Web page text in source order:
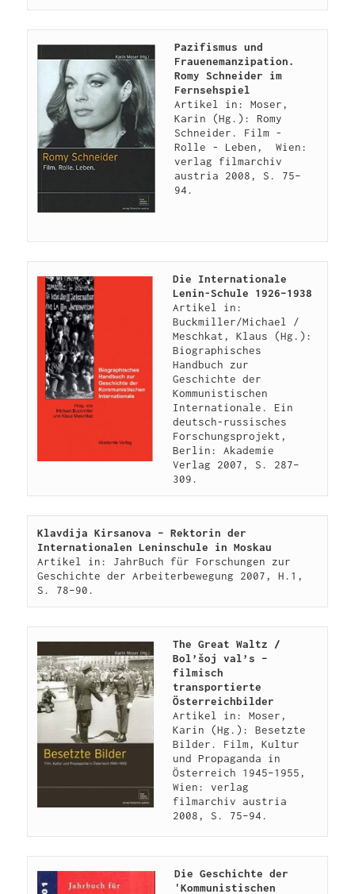
Pazifismus und
Frauenemanzipation.
Romy Schneider im
Fernsehspiel
Artikel in: Moser,
Karin (Hg.): Romy
Schneider. Film -
Rolle - Leben,  Wien:
verlag filmarchiv
austria 2008, S. 75–
94.
Die Internationale
Lenin-Schule 1926–1938
Artikel in:
Buckmiller/Michael /
Meschkat, Klaus (Hg.):
Biographisches
Handbuch zur
Geschichte der
Kommunistischen
Internationale. Ein
deutsch-russisches
Forschungsprojekt,
Berlin: Akademie
Verlag 2007, S. 287–
309.
Klavdija Kirsanova – Rektorin der
Internationalen Leninschule in Moskau
Artikel in: JahrBuch für Forschungen zur
Geschichte der Arbeiterbewegung 2007, H.1,
S. 78–90.
The Great Waltz /
Bol’šoj val’s –
filmisch
transportierte
Österreichbilder
Artikel in: Moser,
Karin (Hg.): Besetzte
Bilder. Film, Kultur
und Propaganda in
Österreich 1945–1955,
Wien: verlag
filmarchiv austria
Die Geschichte der
'Kommunistischen